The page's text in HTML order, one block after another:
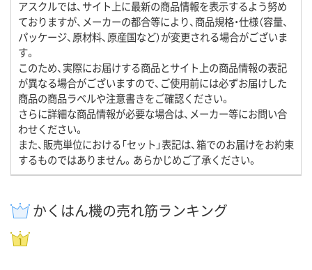
アスクルでは、サイト上に最新の商品情報を表示するよう努め
ておりますが、メーカーの都合等により、商品規格・仕様（容量、
パッケージ、原材料、原産国など）が変更される場合がございま
す。
このため、実際にお届けする商品とサイト上の商品情報の表記
が異なる場合がございますので、ご使用前には必ずお届けした
商品の商品ラベルや注意書きをご確認ください。
さらに詳細な商品情報が必要な場合は、メーカー等にお問い合
わせください。
また、販売単位における「セット」表記は、箱でのお届けをお約束
するものではありません。あらかじめご了承ください。
かくはん機の売れ筋ランキング